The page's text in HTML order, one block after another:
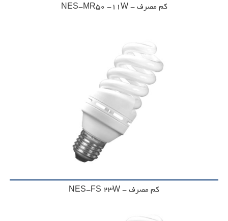
کم مصرف - NES-MR50 -11W
کم مصرف - NES-FS 23W